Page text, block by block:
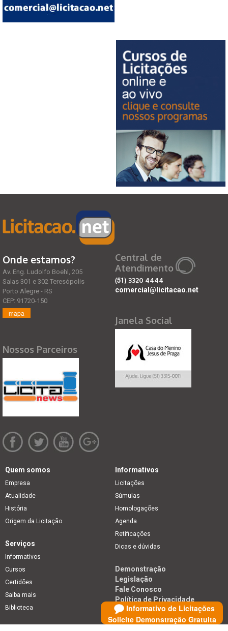
Informativo de Licitações
Solicite Demonstração Gratuita
Onde estamos?
Av. Eng. Ludolfo Boehl, 205
Salas 301 e 302 Teresópolis
Porto Alegre - RS
CEP: 91720-150
mapa
Nossos Parceiros
Central de
Atendimento
(51) 3320 4444
comercial@licitacao.net
Janela Social
Quem somos
Empresa
Atualidade
História
Origem da Licitação
Informativos
Licitações
Súmulas
Homologações
Agenda
Retificações
Dicas e dúvidas
Serviços
Informativos
Cursos
Certidões
Saiba mais
Biblioteca
Demonstração
Legislação
Fale Conosco
Política de Privacidade